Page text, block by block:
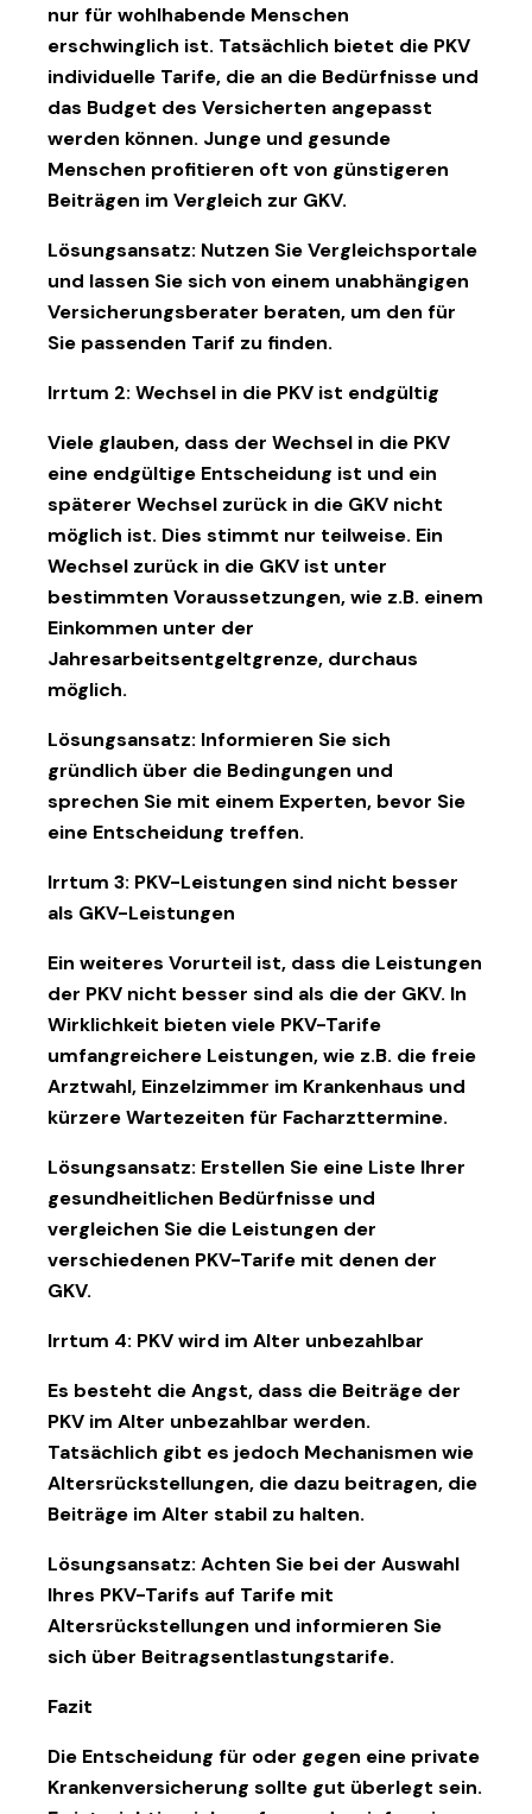
nur für wohlhabende Menschen
erschwinglich ist. Tatsächlich bietet die PKV
individuelle Tarife, die an die Bedürfnisse und
das Budget des Versicherten angepasst
werden können. Junge und gesunde
Menschen profitieren oft von günstigeren
Beiträgen im Vergleich zur GKV.
Lösungsansatz: Nutzen Sie Vergleichsportale
und lassen Sie sich von einem unabhängigen
Versicherungsberater beraten, um den für
Sie passenden Tarif zu finden.
Irrtum 2: Wechsel in die PKV ist endgültig
Viele glauben, dass der Wechsel in die PKV
eine endgültige Entscheidung ist und ein
späterer Wechsel zurück in die GKV nicht
möglich ist. Dies stimmt nur teilweise. Ein
Wechsel zurück in die GKV ist unter
bestimmten Voraussetzungen, wie z.B. einem
Einkommen unter der
Jahresarbeitsentgeltgrenze, durchaus
möglich.
Lösungsansatz: Informieren Sie sich
gründlich über die Bedingungen und
sprechen Sie mit einem Experten, bevor Sie
eine Entscheidung treffen.
Irrtum 3: PKV-Leistungen sind nicht besser
als GKV-Leistungen
Ein weiteres Vorurteil ist, dass die Leistungen
der PKV nicht besser sind als die der GKV. In
Wirklichkeit bieten viele PKV-Tarife
umfangreichere Leistungen, wie z.B. die freie
Arztwahl, Einzelzimmer im Krankenhaus und
kürzere Wartezeiten für Facharzttermine.
Lösungsansatz: Erstellen Sie eine Liste Ihrer
gesundheitlichen Bedürfnisse und
vergleichen Sie die Leistungen der
verschiedenen PKV-Tarife mit denen der
GKV.
Irrtum 4: PKV wird im Alter unbezahlbar
Es besteht die Angst, dass die Beiträge der
PKV im Alter unbezahlbar werden.
Tatsächlich gibt es jedoch Mechanismen wie
Altersrückstellungen, die dazu beitragen, die
Beiträge im Alter stabil zu halten.
Lösungsansatz: Achten Sie bei der Auswahl
Ihres PKV-Tarifs auf Tarife mit
Altersrückstellungen und informieren Sie
sich über Beitragsentlastungstarife.
Fazit
Die Entscheidung für oder gegen eine private
Krankenversicherung sollte gut überlegt sein.